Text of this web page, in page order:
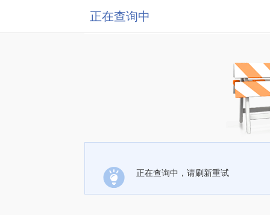
正在查询中
正在查询中，请刷新重试